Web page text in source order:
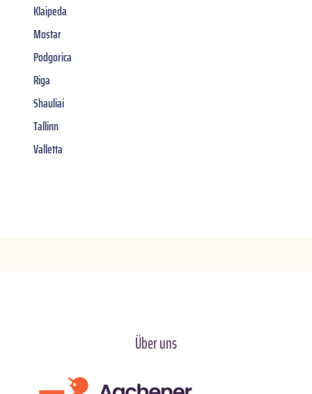
Klaipeda
Mostar
Podgorica
Riga
Shauliai
Tallinn
Valletta
Über uns